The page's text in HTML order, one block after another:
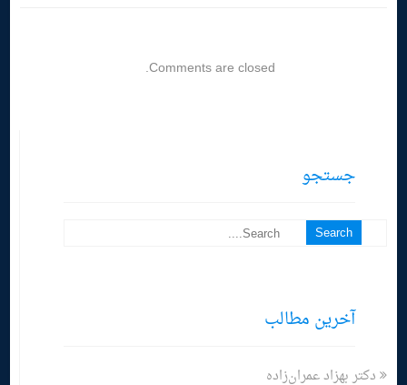
Comments are closed.
جستجو
آخرین مطالب
دکتر بهزاد عمران‌زاده